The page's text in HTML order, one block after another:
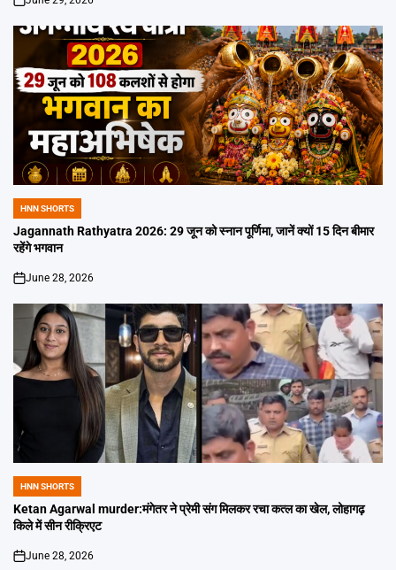
on
POSTED
IN
HNN SHORTS
Jagannath Rathyatra 2026: 29 जून को स्नान पूर्णिमा, जानें क्यों 15 दिन बीमार
रहेंगे भगवान
on
June 28, 2026
POSTED
IN
HNN SHORTS
Ketan Agarwal murder:मंगेतर ने प्रेमी संग मिलकर रचा कत्ल का खेल, लोहागढ़
किले में सीन रीक्रिएट
on
June 28, 2026